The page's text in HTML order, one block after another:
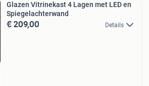
Glazen Vitrinekast 4 Lagen met LED en
Spiegelachterwand
€ 209,00 Details